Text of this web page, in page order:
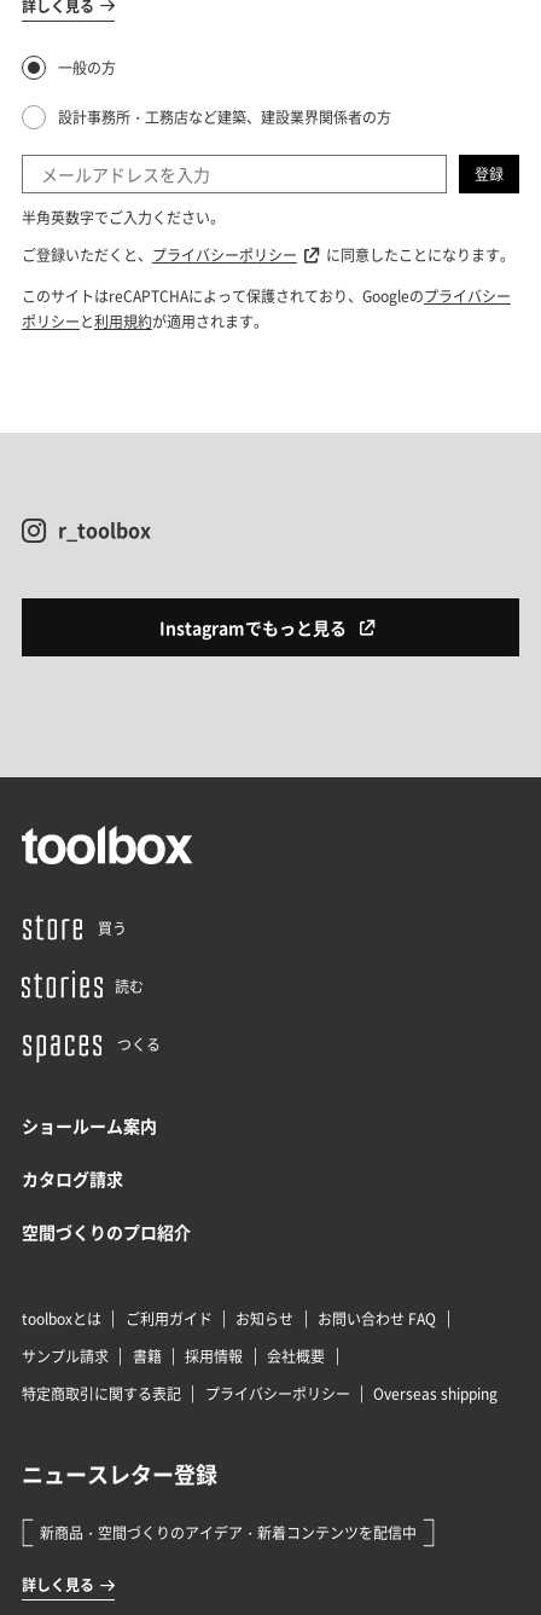
r_toolbox
Instagramでもっと見る
買う
読む
つくる
ショールーム案内
カタログ請求
空間づくりのプロ紹介
toolboxとは ご利用ガイド お知らせ
お問い合わせ FAQ
サンプル請求
書籍 採用情報
会社概要
特定商取引に関する表記
プライバシーポリシー Overseas shipping